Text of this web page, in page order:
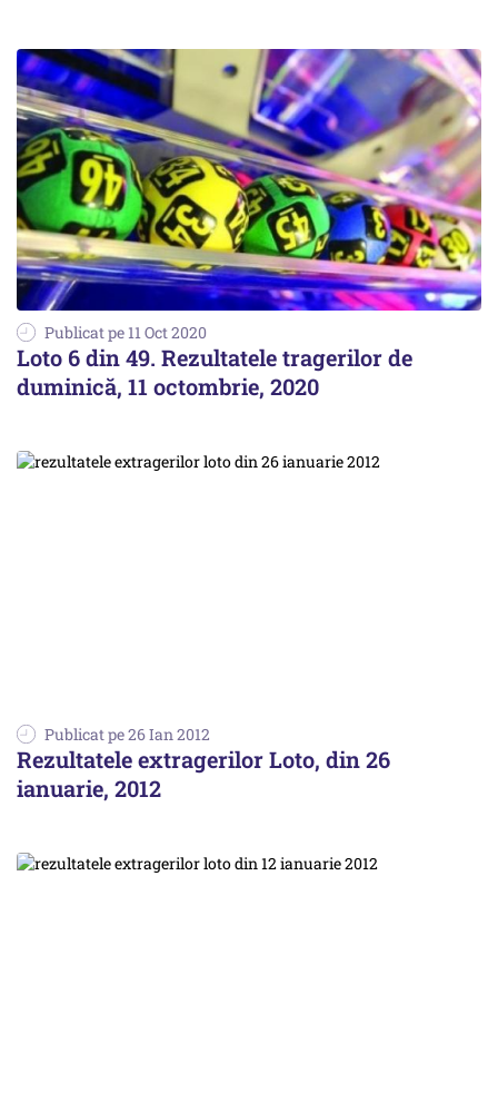
Publicat pe 11 Oct 2020
Loto 6 din 49. Rezultatele tragerilor de
duminică, 11 octombrie, 2020
Publicat pe 26 Ian 2012
Rezultatele extragerilor Loto, din 26
ianuarie, 2012